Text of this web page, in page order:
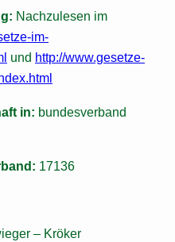
Nachzulesen im
im-
und http://www.gesetze-
in: bundesverband
17136
– Kröker